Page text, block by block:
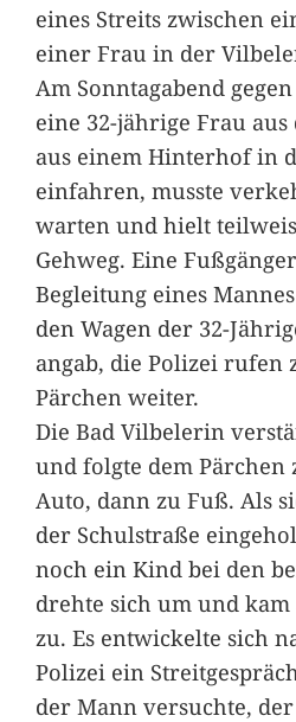
eines Streits zwischen
einer Frau in der
Am Sonntagabend
eine 32-jährige Frau
aus einem Hinterhof in
einfahren, musste
warten und hielt
Gehweg. Eine
Begleitung eines
den Wagen der 32-
angab, die Polizei rufen
Pärchen weiter.
Die Bad Vilbelerin
und folgte dem Pärchen
Auto, dann zu Fuß. Als
der Schulstraße
noch ein Kind bei den
drehte sich um und kam
zu. Es entwickelte sich
Polizei ein
der Mann versuchte,